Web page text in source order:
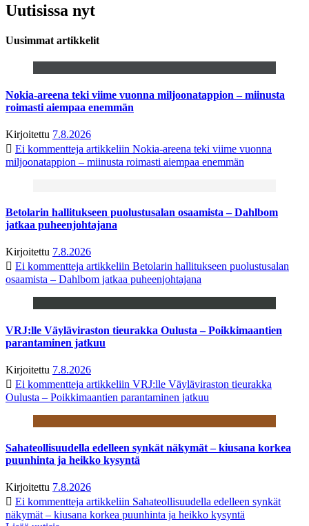
Uutisissa nyt
Uusimmat artikkelit
Nokia-areena teki viime vuonna miljoonatappion – miinusta
roimasti aiempaa enemmän
Kirjoitettu 7.8.2026
Ei kommentteja artikkeliin Nokia-areena teki viime vuonna
miljoonatappion – miinusta roimasti aiempaa enemmän
Betolarin hallitukseen puolustusalan osaamista – Dahlbom
jatkaa puheenjohtajana
Kirjoitettu 7.8.2026
Ei kommentteja artikkeliin Betolarin hallitukseen puolustusalan
osaamista – Dahlbom jatkaa puheenjohtajana
VRJ:lle Väyläviraston tieurakka Oulusta – Poikkimaantien
parantaminen jatkuu
Kirjoitettu 7.8.2026
Ei kommentteja artikkeliin VRJ:lle Väyläviraston tieurakka
Oulusta – Poikkimaantien parantaminen jatkuu
Sahateollisuudella edelleen synkät näkymät – kiusana korkea
puunhinta ja heikko kysyntä
Kirjoitettu 7.8.2026
Ei kommentteja artikkeliin Sahateollisuudella edelleen synkät
näkymät – kiusana korkea puunhinta ja heikko kysyntä